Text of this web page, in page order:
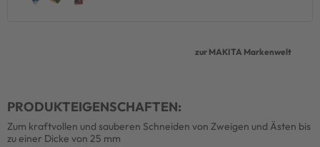
zur MAKITA Markenwelt
PRODUKTEIGENSCHAFTEN:
Zum kraftvollen und sauberen Schneiden von Zweigen und Ästen bis
zu einer Dicke von 25 mm